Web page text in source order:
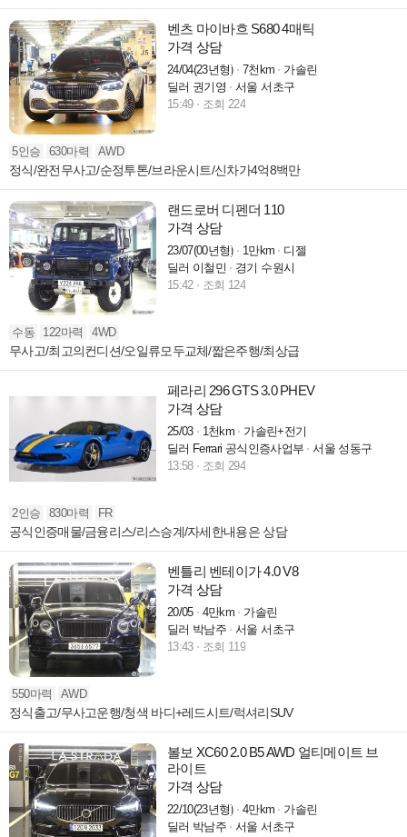
벤츠 마이바흐 S680 4매틱
가격 상담
24/04(23년형) 7천km
가솔린
딜러 권기영
서울 서초구
15:49
조회 224
5인승 630마력 AWD
정식/완전무사고/순정투톤/브라운시트/신차가4억8백만
랜드로버 디펜더 110
가격 상담
23/07(00년형) 1만km
디젤
딜러 이철민
경기 수원시
15:42
조회 124
수동 122마력 4WD
무사고/최고의컨디션/오일류모두교체/짧은주행/최상급
페라리 296 GTS 3.0 PHEV
가격 상담
25/03 1천km
가솔린+전기
딜러 Ferrari 공식인증사업부
서울 성동구
13:58
조회 294
2인승 830마력 FR
공식인증매물/금융리스/리스승계/자세한내용은 상담
벤틀리 벤테이가 4.0 V8
가격 상담
20/05 4만km
가솔린
딜러 박남주
서울 서초구
13:43
조회 119
550마력 AWD
정식출고/무사고운행/청색 바디+레드시트/럭셔리SUV
볼보 XC60 2.0 B5 AWD 얼티메이트 브
라이트
가격 상담
22/10(23년형) 4만km
가솔린
딜러 박남주
서울 서초구